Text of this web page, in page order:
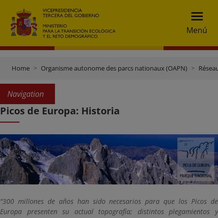
Menú
Home Organisme autonome des parcs nationaux (OAPN)
Navigation
Picos de Europa: Historia
"300 millones de años han sido necesarios para que los Picos de
Europa presenten su actual topografía; distintos plegamientos y